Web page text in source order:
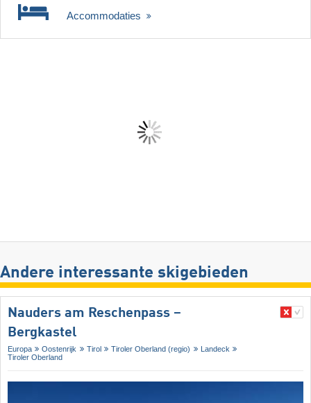
Accommodaties
Andere interessante skigebieden
Nauders am Reschenpass –
Bergkastel
Europa Oostenrijk Tirol Tiroler Oberland (regio)
Landeck
Tiroler Oberland